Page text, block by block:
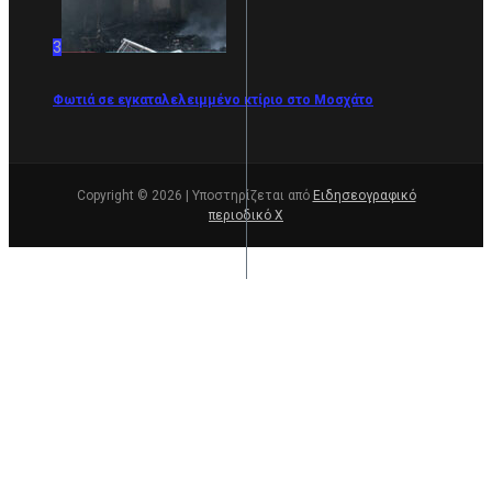
3
Φωτιά σε εγκαταλελειμμένο κτίριο στο Μοσχάτο
Copyright © 2026 | Υποστηρίζεται από Ειδησεογραφικό
περιοδικό Χ